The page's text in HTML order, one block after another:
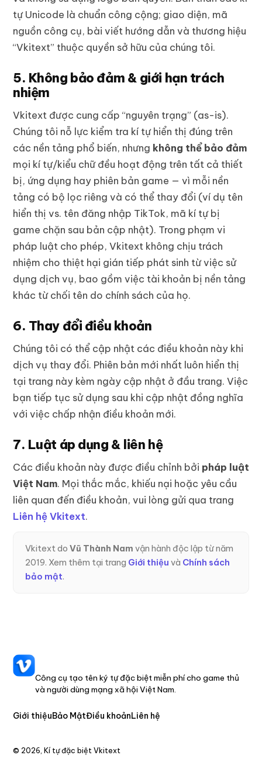
tự Unicode là chuẩn công cộng; giao diện, mã
nguồn công cụ, bài viết hướng dẫn và thương hiệu
“Vkitext” thuộc quyền sở hữu của chúng tôi.
5. Không bảo đảm & giới hạn trách
nhiệm
Vkitext được cung cấp “nguyên trạng” (as-is).
Chúng tôi nỗ lực kiểm tra kí tự hiển thị đúng trên
các nền tảng phổ biến, nhưng không thể bảo đảm
mọi kí tự/kiểu chữ đều hoạt động trên tất cả thiết
bị, ứng dụng hay phiên bản game — vì mỗi nền
tảng có bộ lọc riêng và có thể thay đổi (ví dụ tên
hiển thị vs. tên đăng nhập TikTok, mã kí tự bị
game chặn sau bản cập nhật). Trong phạm vi
pháp luật cho phép, Vkitext không chịu trách
nhiệm cho thiệt hại gián tiếp phát sinh từ việc sử
dụng dịch vụ, bao gồm việc tài khoản bị nền tảng
khác từ chối tên do chính sách của họ.
6. Thay đổi điều khoản
Chúng tôi có thể cập nhật các điều khoản này khi
dịch vụ thay đổi. Phiên bản mới nhất luôn hiển thị
tại trang này kèm ngày cập nhật ở đầu trang. Việc
bạn tiếp tục sử dụng sau khi cập nhật đồng nghĩa
với việc chấp nhận điều khoản mới.
7. Luật áp dụng & liên hệ
Các điều khoản này được điều chỉnh bởi pháp luật
Việt Nam. Mọi thắc mắc, khiếu nại hoặc yêu cầu
liên quan đến điều khoản, vui lòng gửi qua trang
Liên hệ Vkitext.
Vkitext do Vũ Thành Nam vận hành độc lập từ năm
2019. Xem thêm tại trang Giới thiệu và Chính sách
bảo mật.
Công cụ tạo tên ký tự đặc biệt miễn phí cho game thủ
và người dùng mạng xã hội Việt Nam.
Giới thiệuBảo MậtĐiều khoảnLiên hệ
© 2026, Kí tự đặc biệt Vkitext